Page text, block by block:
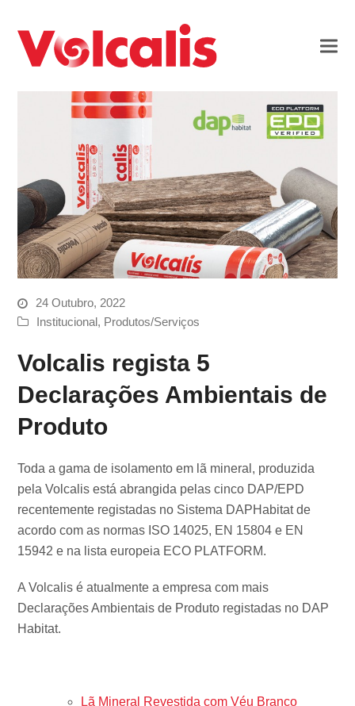
24 Outubro, 2022
Institucional , Produtos/Serviços
Volcalis regista 5
Declarações Ambientais de
Produto
Toda a gama de isolamento em lã mineral, produzida
pela Volcalis está abrangida pelas cinco DAP/EPD
recentemente registadas no Sistema DAPHabitat de
acordo com as normas ISO 14025, EN 15804 e EN
15942 e na lista europeia ECO PLATFORM.
A Volcalis é atualmente a empresa com mais
Declarações Ambientais de Produto registadas no DAP
Habitat.
Lã Mineral Revestida com Véu Branco